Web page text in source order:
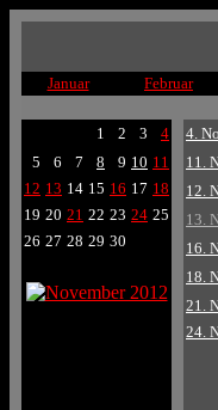
Januar Februar
1 2 3
4
5
6 7 8 9 10 11
12 13 14 15 16 17 18
19 20 21 22 23 24 25
26 27 28 29 30
4.
11.
12.
13.
16.
18.
21.
24.